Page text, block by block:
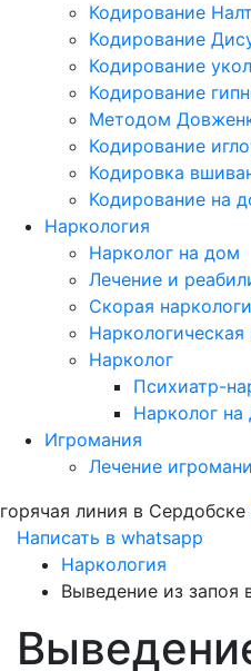
Кодирование
Кодирование
Кодирование
Кодирование
Методом
Кодирование
Кодировка
Кодирование на
Наркология
Нарколог на дом
Лечение и
Скорая
Наркологическая
Нарколог
Психиатр-
Нарколог на
Игромания
Лечение
горячая линия в Сердобске
Написать в whatsapp
Наркология
Выведение из запоя